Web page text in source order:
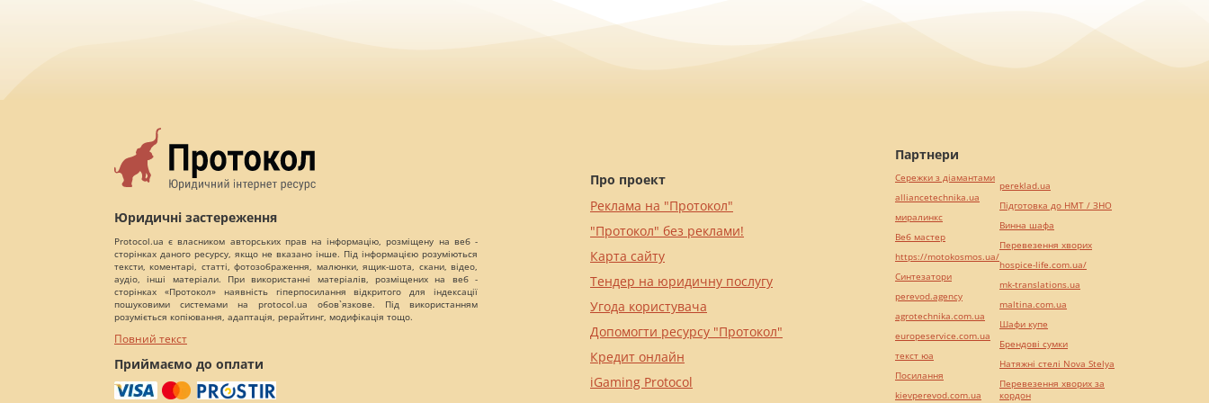
Юридичні застереження
Protocol.ua є власником авторських прав на інформацію, розміщену на веб -
сторінках даного ресурсу, якщо не вказано інше. Під інформацією розуміються
тексти, коментарі, статті, фотозображення, малюнки, ящик-шота, скани, відео,
аудіо, інші матеріали. При використанні матеріалів, розміщених на веб -
сторінках «Протокол» наявність гіперпосилання відкритого для індексації
пошуковими системами на protocol.ua обов`язкове. Під використанням
розуміється копіювання, адаптація, рерайтинг, модифікація тощо.
Повний текст
Приймаємо до оплати
Про проект
Реклама на "Протокол"
"Протокол" без реклами!
Карта сайту
Тендер на юридичну послугу
Угода користувача
Допомогти ресурсу "Протокол"
Кредит онлайн
iGaming Protocol
Партнери
Сережки з діамантами
alliancetechnika.ua
миралинкс
Веб мастер
https://motokosmos.ua/
Синтезатори
perevod.agency
agrotechnika.com.ua
europeservice.com.ua
текст юа
Посилання
kievperevod.com.ua
pereklad.ua
Підготовка до НМТ / ЗНО
Винна шафа
Перевезення хворих
hospice-life.com.ua/
mk-translations.ua
maltina.com.ua
Шафи купе
Брендові сумки
Натяжні стелі Nova Stelya
Перевезення хворих за
кордон